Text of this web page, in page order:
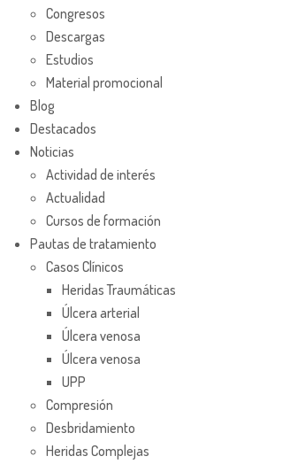
Congresos
Descargas
Estudios
Material promocional
Blog
Destacados
Noticias
Actividad de interés
Actualidad
Cursos de formación
Pautas de tratamiento
Casos Clínicos
Heridas Traumáticas
Úlcera arterial
Úlcera venosa
Úlcera venosa
UPP
Compresión
Desbridamiento
Heridas Complejas